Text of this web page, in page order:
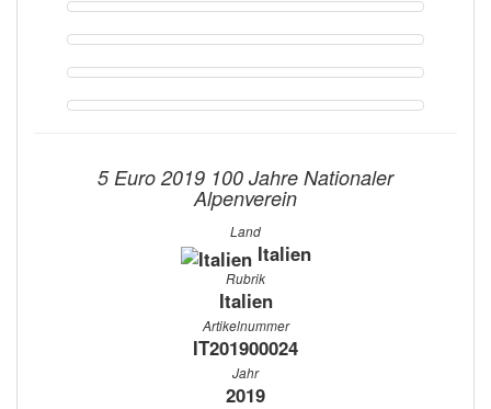
5 Euro 2019 100 Jahre Nationaler
Alpenverein
Land
Italien
Rubrik
Italien
Artikelnummer
IT201900024
Jahr
2019